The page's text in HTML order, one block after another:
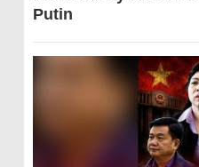
Putin